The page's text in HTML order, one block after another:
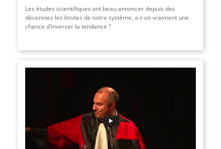
Les études scientifiques ont beau annoncer depuis des
décennies les limites de notre système, a-t-on vraiment une
chance d’inverser la tendance ?